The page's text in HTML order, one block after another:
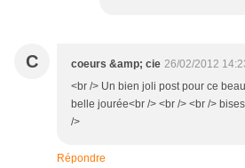
C coeurs &amp; cie 26/02/2012
<br /> Un bien joli post pour ce
belle jourée<br /> <br /> <br />
/>
Répondre